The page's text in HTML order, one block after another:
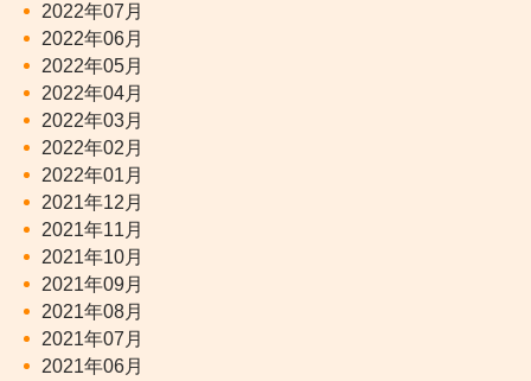
2022年07月
2022年06月
2022年05月
2022年04月
2022年03月
2022年02月
2022年01月
2021年12月
2021年11月
2021年10月
2021年09月
2021年08月
2021年07月
2021年06月